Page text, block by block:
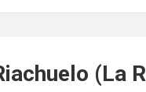
(La